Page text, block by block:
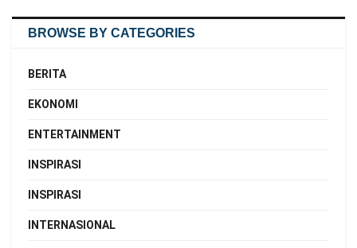
BROWSE BY CATEGORIES
BERITA
EKONOMI
ENTERTAINMENT
INSPIRASI
INSPIRASI
INTERNASIONAL